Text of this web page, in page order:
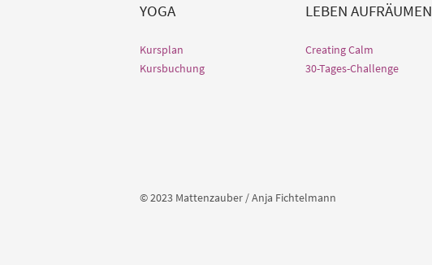
YOGA
Kursplan
Kursbuchung
LEBEN AUFRÄUMEN
Creating Calm
30-Tages-Challenge
© 2023 Mattenzauber / Anja Fichtelmann